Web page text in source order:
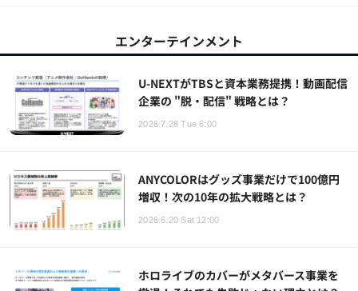
エンターテインメント
U-NEXTがTBSと資本業務提携！動画配信
企業の "脱・配信" 戦略とは？
2026.7.28 Tue 6:00
ANYCOLORはグッズ事業だけで100億円
増収！次の10年の拡大戦略とは？
2026.6.20 Sat 12:00
ホロライブのカバーがメタバース事業を